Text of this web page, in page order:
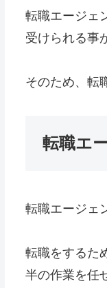
転職エージェ
受けられる事
そのため、転
転職エ
転職エージェ
転職をするた
半の作業を任